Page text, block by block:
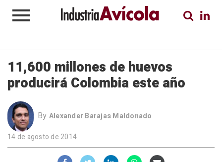
11,600 millones de huevos
producirá Colombia este año
By Alexander Barajas Maldonado
14 de agosto de 2014